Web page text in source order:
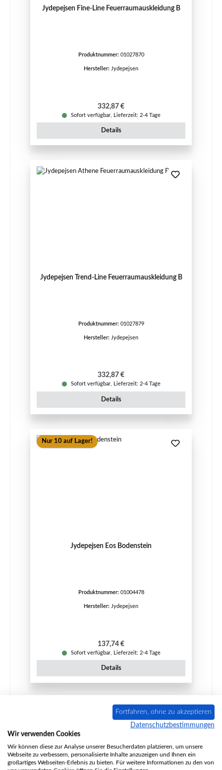
Jydepejsen Fine-Line Feuerraumauskleidung B
Produktnummer: 01027870
Hersteller: Jydepejsen
Regulärer Preis:
332,87 €
Sofort verfügbar, Lieferzeit: 2-4 Tage
Details
Jydepejsen Trend-Line Feuerraumauskleidung B
Produktnummer: 01027879
Hersteller: Jydepejsen
Regulärer Preis:
332,87 €
Sofort verfügbar, Lieferzeit: 2-4 Tage
Details
Nur 10 auf Lager!
Jydepejsen Eos Bodenstein
Produktnummer: 01004478
Hersteller: Jydepejsen
Regulärer Preis:
137,74 €
Sofort verfügbar, Lieferzeit: 2-4 Tage
Details
Fortfahren, ohne zu akzeptieren
Datenschutzbestimmungen
Wir verwenden Cookies
Wir können diese zur Analyse unserer Besucherdaten platzieren, um unsere
Webseite zu verbessern, personalisierte Inhalte anzuzeigen und Ihnen ein
großartiges Webseiten-Erlebnis zu bieten. Für weitere Informationen zu den von